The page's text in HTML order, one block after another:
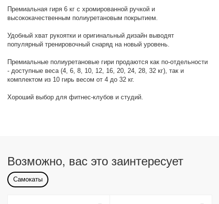
товара
Премиальная гиря 6 кг с хромированной ручкой и
высококачественным полиуретановым покрытием.
Удобный хват рукоятки и оригинальный дизайн выводят
популярный тренировочный снаряд на новый уровень.
Премиальные полиуретановые гири продаются как по-отдельности
- доступные веса (4, 6, 8, 10, 12, 16, 20, 24, 28, 32 кг), так и
комплектом из 10 гирь весом от 4 до 32 кг.
Хороший выбор для фитнес-клубов и студий.
Возможно, вас это заинтересует
Самокаты